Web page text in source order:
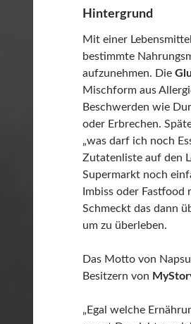
Hintergrund
Mit einer
bestimmte
aufzunehmen. Die
Mischform aus
Beschwerden wie
oder Erbrechen.
„was darf ich noch
Zutatenliste auf den
Supermarkt noch
Imbiss oder
Schmeckt das dann
um zu überleben.
Das Motto von
Besitzern von
„Egal welche